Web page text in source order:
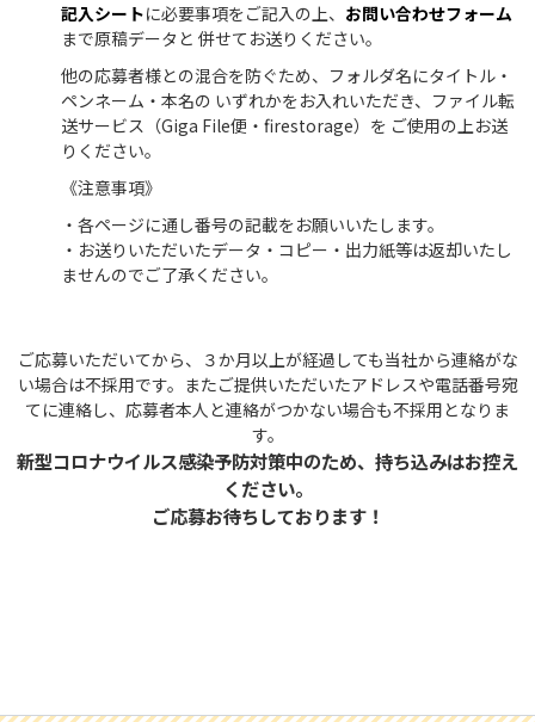
記入シートに必要事項をご記入の上、 お問い合わせフォーム
まで原稿データと 併せてお送りください。
他の応募者様との混合を防ぐため、フォルダ名にタイトル・
ペンネーム・本名の いずれかをお入れいただき、ファイル転
送サービス（Giga File便・firestorage）を ご使用の上お送
りください。
《注意事項》
・各ページに通し番号の記載をお願いいたします。
・お送りいただいたデータ・コピー・出力紙等は返却いたし
ませんのでご了承ください。
ご応募いただいてから、３か月以上が経過しても当社から連絡がな
い場合は不採用です。またご提供いただいたアドレスや電話番号宛
てに連絡し、応募者本人と連絡がつかない場合も不採用となりま
す。
新型コロナウイルス感染予防対策中のため、持ち込みはお控え
ください。
ご応募お待ちしております！